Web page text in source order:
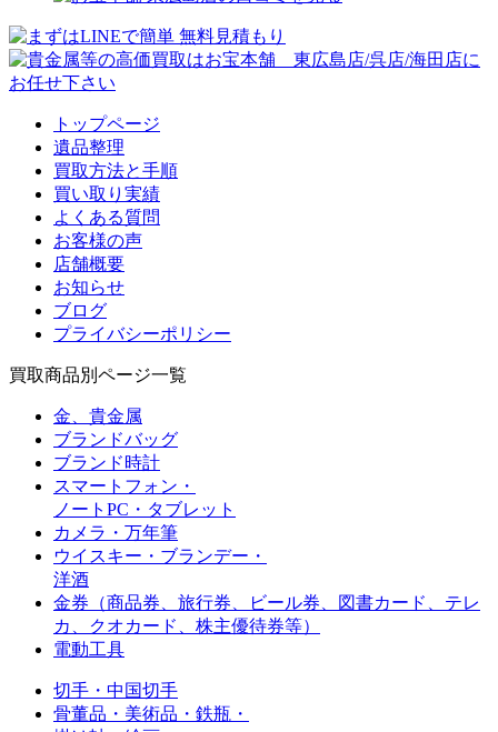
トップページ
遺品整理
買取方法と手順
買い取り実績
よくある質問
お客様の声
店舗概要
お知らせ
ブログ
プライバシーポリシー
買取商品別ページ一覧
金、貴金属
ブランドバッグ
ブランド時計
スマートフォン・
ノートPC・タブレット
カメラ・万年筆
ウイスキー・ブランデー・
洋酒
金券（商品券、旅行券、ビール券、図書カード、 テレ
カ、クオカード、株主優待券等）
電動工具
切手・中国切手
骨董品・美術品・鉄瓶・